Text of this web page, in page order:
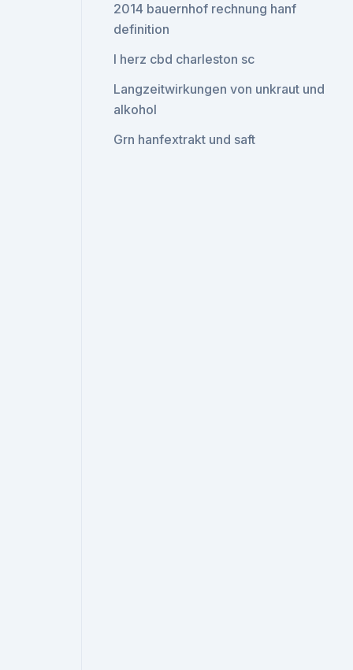
2014 bauernhof rechnung hanf
definition
I herz cbd charleston sc
Langzeitwirkungen von unkraut und
alkohol
Grn hanfextrakt und saft